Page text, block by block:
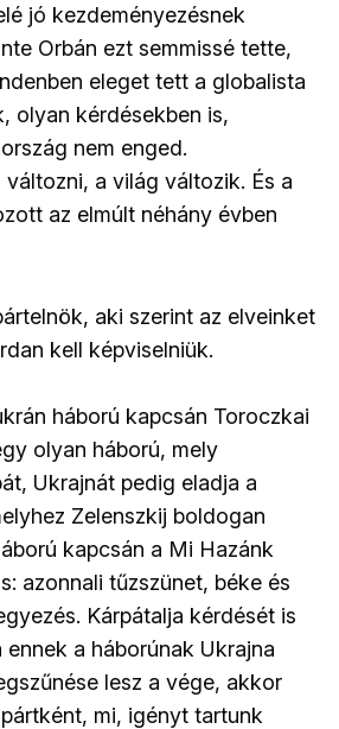
jó kezdeményezésnek
Orbán ezt semmissé tette,
eleget tett a globalista
olyan kérdésekben is,
nem enged.
változni, a világ változik. És a
az elmúlt néhány évben
aki szerint az elveinket
kell képviselniük.
háború kapcsán Toroczkai
olyan háború, mely
Ukrajnát pedig eladja a
Zelenszkij boldogan
kapcsán a Mi Hazánk
azonnali tűzszünet, béke és
Kárpátalja kérdését is
a háborúnak Ukrajna
lesz a vége, akkor
mi, igényt tartunk